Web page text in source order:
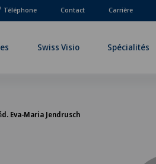
Téléphone Contact Carrière
Swiss Visio Spécialités
Eva-Maria Jendrusch